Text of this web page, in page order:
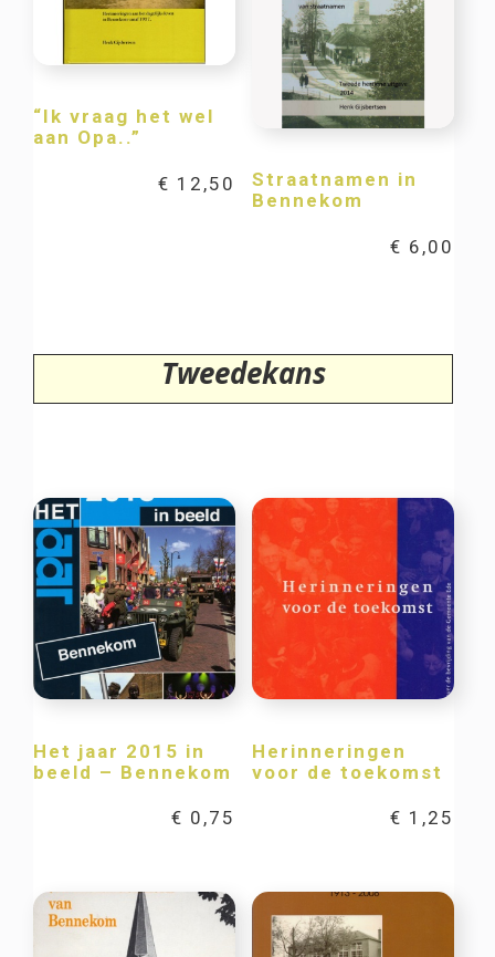
“Ik vraag het wel
aan Opa..”
€ 12,50
Straatnamen in
Bennekom
€ 6,00
Tweedekans
Het jaar 2015 in
beeld – Bennekom
€ 0,75
Herinneringen
voor de toekomst
€ 1,25